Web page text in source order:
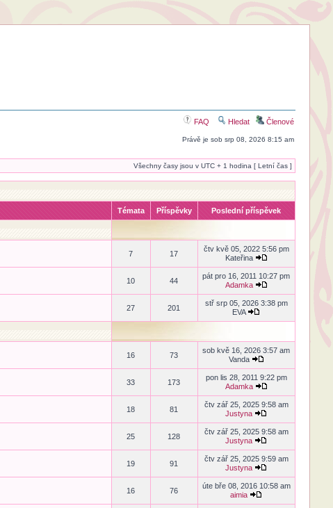
FAQ Hledat Členové
Právě je sob srp 08, 2026 8:15 am
Všechny časy jsou v UTC + 1 hodina [ Letní čas ]
Témata Příspěvky Poslední příspěvek
7 17
čtv kvě 05, 2022 5:56 pm
Kateřina
10 44
pát pro 16, 2011 10:27 pm
Adamka
27 201
stř srp 05, 2026 3:38 pm
EVA
16 73
sob kvě 16, 2026 3:57 am
Vanda
33 173
pon lis 28, 2011 9:22 pm
Adamka
18 81
čtv zář 25, 2025 9:58 am
Justyna
25 128
čtv zář 25, 2025 9:58 am
Justyna
19 91
čtv zář 25, 2025 9:59 am
Justyna
16 76
úte bře 08, 2016 10:58 am
aimia